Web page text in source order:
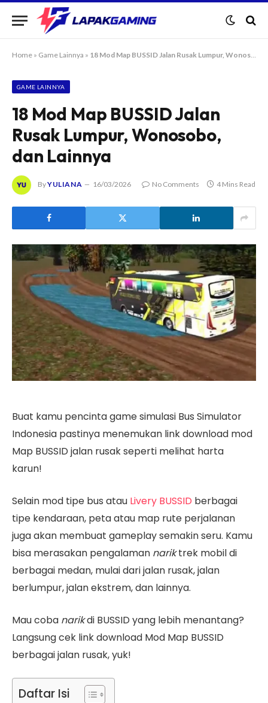
Home » Game Lainnya » 18 Mod Map BUSSID Jalan Rusak Lumpur, Wonosobo, dan Lainnya
GAME LAINNYA
18 Mod Map BUSSID Jalan
Rusak Lumpur, Wonosobo,
dan Lainnya
ByYULIANA 16/03/2026 No Comments 4 Mins Read
Buat kamu pencinta game simulasi Bus Simulator
Indonesia pastinya menemukan link download mod
Map BUSSID jalan rusak seperti melihat harta
karun!
Selain mod tipe bus atau Livery BUSSID berbagai
tipe kendaraan, peta atau map rute perjalanan
juga akan membuat gameplay semakin seru. Kamu
bisa merasakan pengalaman nariktrek mobil di
berbagai medan, mulai dari jalan rusak, jalan
berlumpur, jalan ekstrem, dan lainnya.
Mau coba narikdi BUSSID yang lebih menantang?
Langsung cek link download Mod Map BUSSID
berbagai jalan rusak, yuk!
Daftar Isi